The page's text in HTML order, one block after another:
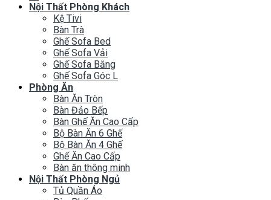
Nội Thất Phòng Khách
Kệ Tivi
Bàn Trà
Ghế Sofa Bed
Ghế Sofa Vải
Ghế Sofa Băng
Ghế Sofa Góc L
Phòng Ăn
Bàn Ăn Tròn
Bàn Đảo Bếp
Bàn Ghế Ăn Cao Cấp
Bộ Bàn Ăn 6 Ghế
Bộ Bàn Ăn 4 Ghế
Ghế Ăn Cao Cấp
Bàn ăn thông minh
Nội Thất Phòng Ngủ
Tủ Quần Áo